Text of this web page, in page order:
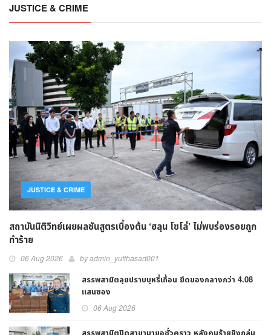
JUSTICE & CRIME
JUSTICE & CRIME
สถาบันนิติวิทย์เผยผลชันสูตรเบื้องต้น ‘ฮลุน โซโล่’ ไม่พบร่องรอยถูก
ทำร้าย
06 Aug 2026 by admin_yutthasart001
สรรพสามิตลุยปราบบุหรี่เถื่อน ยึดของกลางกว่า 4.08
แสนซอง
06 Aug 2026
สรรพสามิตปิดสาขามายอชั่วคราว หลังคนร้ายยิงถล่ม